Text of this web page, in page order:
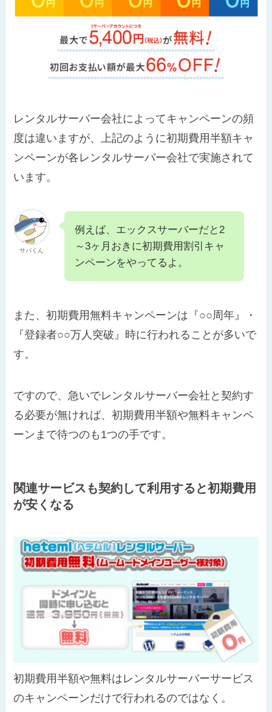
レンタルサーバー会社によってキャンペーンの頻
度は違いますが、上記のように初期費用半額キャ
ンペーンが各レンタルサーバー会社で実施されて
います。
サバくん
例えば、エックスサーバーだと2
～3ヶ月おきに初期費用割引キャ
ンペーンをやってるよ。
また、初期費用無料キャンペーンは『○○周年』・
『登録者○○万人突破』時に行われることが多いで
す。
ですので、急いでレンタルサーバー会社と契約す
る必要が無ければ、初期費用半額や無料キャンペ
ーンまで待つのも1つの手です。
関連サービスも契約して利用すると初期費用
が安くなる
初期費用半額や無料はレンタルサーバーサービス
のキャンペーンだけで行われるのではなく。